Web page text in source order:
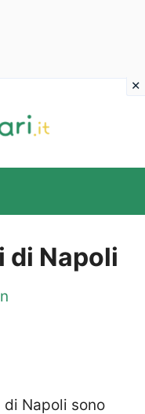
di Napoli
Napoli sono